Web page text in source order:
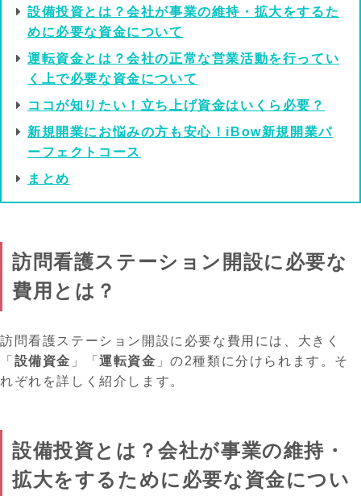
設備投資とは？会社が事業の維持・拡大をするた
めに必要な資金について
運転資金とは？会社の正常な営業活動を行ってい
く上で必要な資金について
ココが知りたい！立ち上げ資金はいくら必要？
新規開業にお悩みの方も安心！iBow新規開業パ
ーフェクトコース
まとめ
訪問看護ステーション開設に必要な
費用とは？
訪問看護ステーション開設に必要な費用には、大きく
「 設備資金 」「運転資金 」の2種類に分けられます。そ
れぞれを詳しく紹介します。
設備投資とは？会社が事業の維持・
拡大をするために必要な資金につい